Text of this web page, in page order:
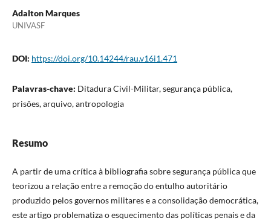
Adalton Marques
UNIVASF
DOI: https://doi.org/10.14244/rau.v16i1.471
Palavras-chave: Ditadura Civil-Militar, segurança pública,
prisões, arquivo, antropologia
Resumo
A partir de uma crítica à bibliografia sobre segurança pública que
teorizou a relação entre a remoção do entulho autoritário
produzido pelos governos militares e a consolidação democrática,
este artigo problematiza o esquecimento das políticas penais e da